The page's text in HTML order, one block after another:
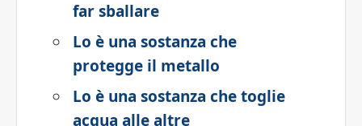
far sballare
Lo è una sostanza che
protegge il metallo
Lo è una sostanza che toglie
acqua alle altre